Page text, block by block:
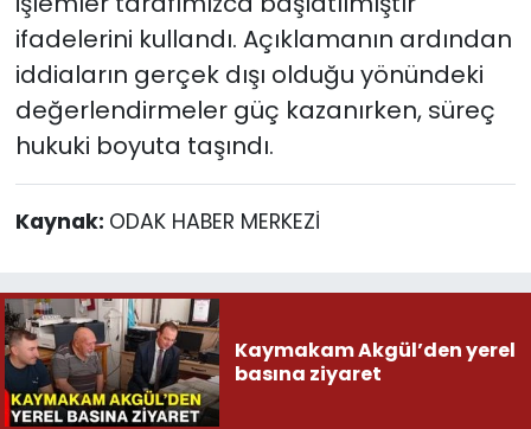
ifadelerini kullandı. Açıklamanın ardından
iddiaların gerçek dışı olduğu yönündeki
değerlendirmeler güç kazanırken, süreç
hukuki boyuta taşındı.
Kaynak: ODAK HABER MERKEZİ
Kaymakam Akgül’den yerel
basına ziyaret